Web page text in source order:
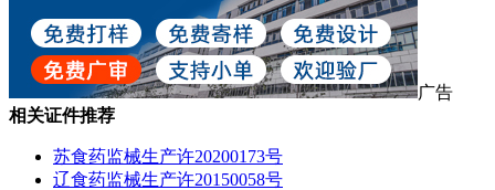
广告
相关证件推荐
苏食药监械生产许20200173号
辽食药监械生产许20150058号